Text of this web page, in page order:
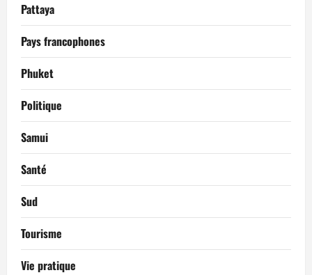
Pattaya
Pays francophones
Phuket
Politique
Samui
Santé
Sud
Tourisme
Vie pratique